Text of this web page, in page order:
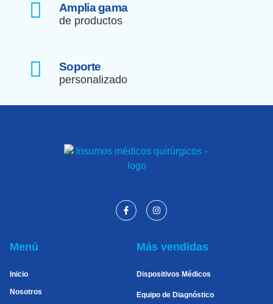
Amplia gama
de productos
Soporte
personalizado
Menú
Inicio
Nosotros
Más vendidas
Dispositivos Médicos
Equipo de Diagnóstico